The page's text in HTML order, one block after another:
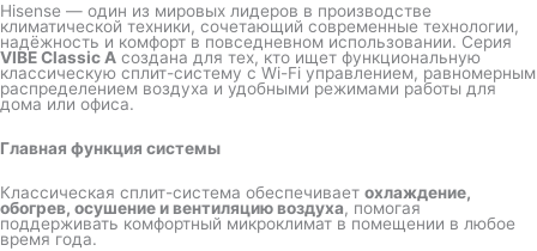
Hisense — один из мировых лидеров в производстве
климатической техники, сочетающий современные технологии,
надёжность и комфорт в повседневном использовании. Серия
VIBE Classic A создана для тех, кто ищет функциональную
классическую сплит-систему с Wi-Fi управлением, равномерным
распределением воздуха и удобными режимами работы для
дома или офиса.
Главная функция системы
Классическая сплит-система обеспечивает охлаждение,
обогрев, осушение и вентиляцию воздуха, помогая
поддерживать комфортный микроклимат в помещении в любое
время года.